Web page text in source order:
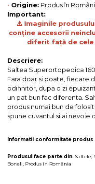
• Origine: Produs în
Important:
⚠️ Imaginile
conține accesorii
diferit față de cele
Descriere:
Saltea Superortopedica
Fara doar si poate, fiecare
odihnitor, dupa o zi
un pat bun fac diferenta.
produs numai bun de
spune cuvantul si ai nevoie
Informatii conformitate produs
Produsul face parte din: Saltele,
Bonell, Produs în România